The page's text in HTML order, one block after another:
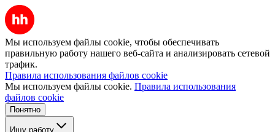
Мы используем файлы cookie, чтобы обеспечивать
правильную работу нашего веб-сайта и анализировать сетевой
трафик.
Правила использования файлов cookie
Мы используем файлы cookie. Правила использования
файлов cookie
Понятно
Ищу работу